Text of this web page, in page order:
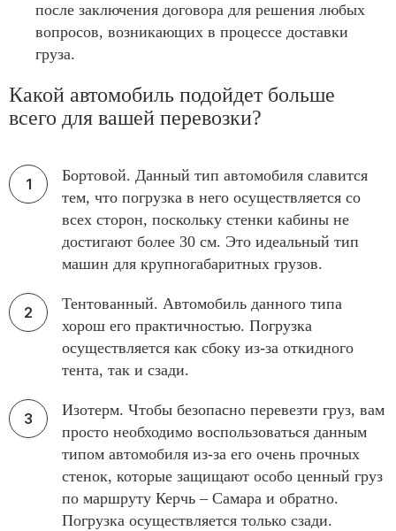
после заключения договора для решения любых
вопросов, возникающих в процессе доставки
груза.
Какой автомобиль подойдет больше
всего для вашей перевозки?
Бортовой. Данный тип автомобиля славится
тем, что погрузка в него осуществляется со
всех сторон, поскольку стенки кабины не
достигают более 30 см. Это идеальный тип
машин для крупногабаритных грузов.
Тентованный. Автомобиль данного типа
хорош его практичностью. Погрузка
осуществляется как сбоку из-за откидного
тента, так и сзади.
Изотерм. Чтобы безопасно перевезти груз, вам
просто необходимо воспользоваться данным
типом автомобиля из-за его очень прочных
стенок, которые защищают особо ценный груз
по маршруту Керчь – Самара и обратно.
Погрузка осуществляется только сзади.